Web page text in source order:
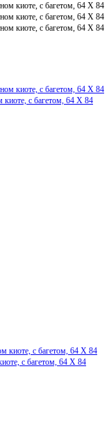
с багетом, 64 Х 84
с багетом, 64 Х 84